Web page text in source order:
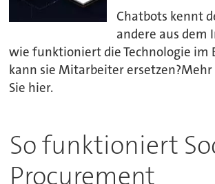
Chatbots kennt
andere aus dem
wie funktioniert die Technologie im
kann sie Mitarbeiter
Sie hier.
So funktioniert
Procurement